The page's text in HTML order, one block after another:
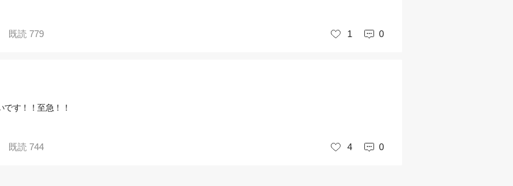
既読 779 いいね
1 0
す！！至急！！
既読 744 いいね
4 0